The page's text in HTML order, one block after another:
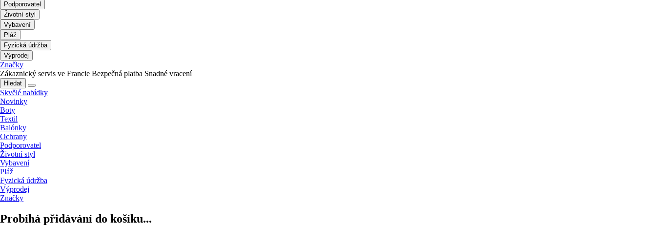
Podporovatel
Životní styl
Vybavení
Pláž
Fyzická údržba
Výprodej
Značky
Zákaznický servis ve Francie Bezpečná platba Snadné vracení
Hledat
Skvělé nabídky
Novinky
Boty
Textil
Balónky
Ochrany
Podporovatel
Životní styl
Vybavení
Pláž
Fyzická údržba
Výprodej
Značky
Probíhá přidávání do košíku...